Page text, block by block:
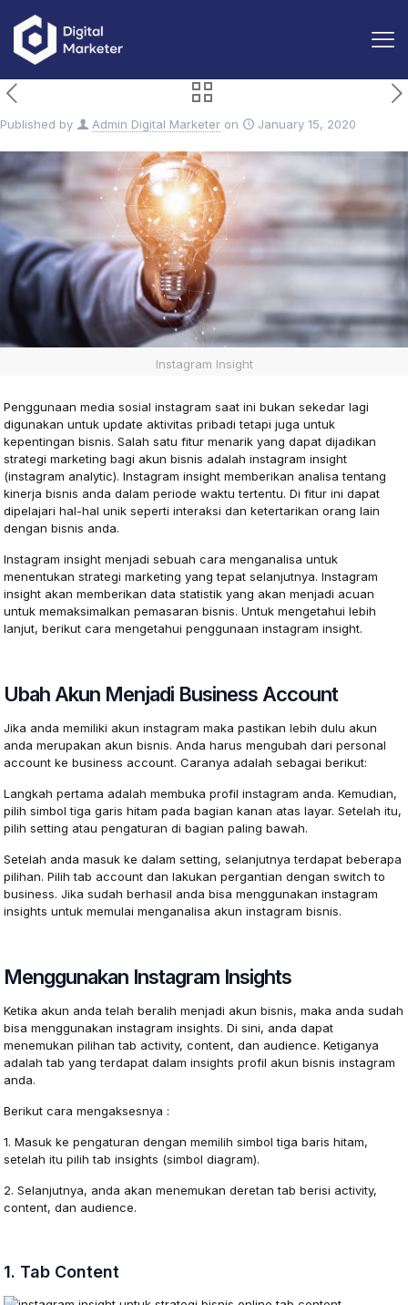
Published by Admin Digital Marketer on January 15, 2020
Instagram Insight
Penggunaan media sosial instagram saat ini bukan sekedar lagi
digunakan untuk update aktivitas pribadi tetapi juga untuk
kepentingan bisnis. Salah satu fitur menarik yang dapat dijadikan
strategi marketing bagi akun bisnis adalah instagram insight
(instagram analytic). Instagram insight memberikan analisa tentang
kinerja bisnis anda dalam periode waktu tertentu. Di fitur ini dapat
dipelajari hal-hal unik seperti interaksi dan ketertarikan orang lain
dengan bisnis anda.
Instagram insight menjadi sebuah cara menganalisa untuk
menentukan strategi marketing yang tepat selanjutnya. Instagram
insight akan memberikan data statistik yang akan menjadi acuan
untuk memaksimalkan pemasaran bisnis. Untuk mengetahui lebih
lanjut, berikut cara mengetahui penggunaan instagram insight.
Ubah Akun Menjadi Business Account
Jika anda memiliki akun instagram maka pastikan lebih dulu akun
anda merupakan akun bisnis. Anda harus mengubah dari personal
account ke business account. Caranya adalah sebagai berikut:
Langkah pertama adalah membuka profil instagram anda. Kemudian,
pilih simbol tiga garis hitam pada bagian kanan atas layar. Setelah itu,
pilih setting atau pengaturan di bagian paling bawah.
Setelah anda masuk ke dalam setting, selanjutnya terdapat beberapa
pilihan. Pilih tab account dan lakukan pergantian dengan switch to
business. Jika sudah berhasil anda bisa menggunakan instagram
insights untuk memulai menganalisa akun instagram bisnis.
Menggunakan Instagram Insights
Ketika akun anda telah beralih menjadi akun bisnis, maka anda sudah
bisa menggunakan instagram insights. Di sini, anda dapat
menemukan pilihan tab activity, content, dan audience. Ketiganya
adalah tab yang terdapat dalam insights profil akun bisnis instagram
anda.
Berikut cara mengaksesnya :
1. Masuk ke pengaturan dengan memilih simbol tiga baris hitam,
setelah itu pilih tab insights (simbol diagram).
2. Selanjutnya, anda akan menemukan deretan tab berisi activity,
content, dan audience.
1. Tab Content